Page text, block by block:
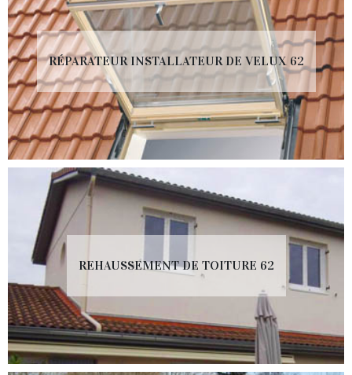
RÉPARATEUR INSTALLATEUR DE VELUX 62
REHAUSSEMENT DE TOITURE 62